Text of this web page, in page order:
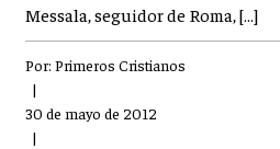
Messala, seguidor de Roma, […]
Por: Primeros Cristianos
|
30 de mayo de 2012
|